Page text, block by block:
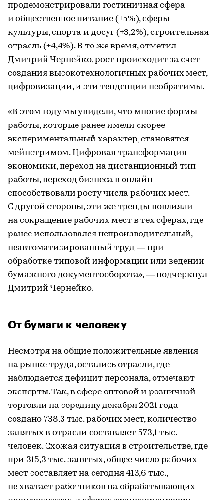
продемонстрировали гостиничная сфера
и общественное питание (+5%), сферы
культуры, спорта и досуг (+3,2%), строительная
отрасль (+4,4%). В то же время, отметил
Дмитрий Чернейко, рост происходит за счет
создания высокотехнологичных рабочих мест,
цифровизации, и эти тенденции необратимы.
«В этом году мы увидели, что многие формы
работы, которые ранее имели скорее
экспериментальный характер, становятся
мейнстримом. Цифровая трансформация
экономики, переход на дистанционный тип
работы, переход бизнеса в онлайн
способствовали росту числа рабочих мест.
С другой стороны, эти же тренды повлияли
на сокращение рабочих мест в тех сферах, где
ранее использовался непроизводительный,
неавтоматизированный труд — при
обработке типовой информации или ведении
бумажного документооборота», — подчеркнул
Дмитрий Чернейко.
От бумаги к человеку
Несмотря на общие положительные явления
на рынке труда, остались отрасли, где
наблюдается дефицит персонала, отмечают
эксперты. Так, в сфере оптовой и розничной
торговли на середину декабря 2021 года
создано 738,3 тыс. рабочих мест, количество
занятых в отрасли составляет 573,1 тыс.
человек. Схожая ситуация в строительстве, где
при 315,3 тыс. занятых, общее число рабочих
мест составляет на сегодня 413,6 тыс.,
не хватает работников на обрабатывающих